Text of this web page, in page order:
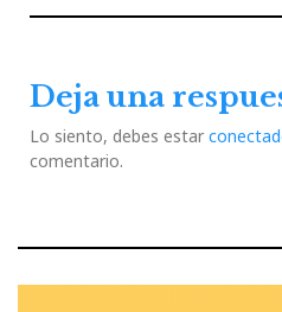
entradas
Deja una
Lo siento, debes estar
comentario.